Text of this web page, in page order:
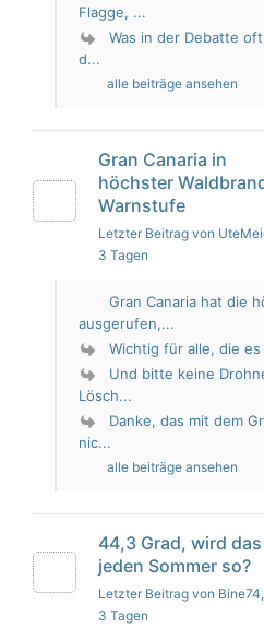
Flagge, ...
Was in der Debatte
d...
alle beiträge ansehen
Gran Canaria in
höchster
Warnstufe
Letzter Beitrag von
3 Tagen
Gran Canaria hat die
ausgerufen,...
Wichtig für alle, die
Und bitte keine
Lösch...
Danke, das mit dem
nic...
alle beiträge ansehen
44,3 Grad, wird
jeden Sommer so?
Letzter Beitrag von Bine74
3 Tagen